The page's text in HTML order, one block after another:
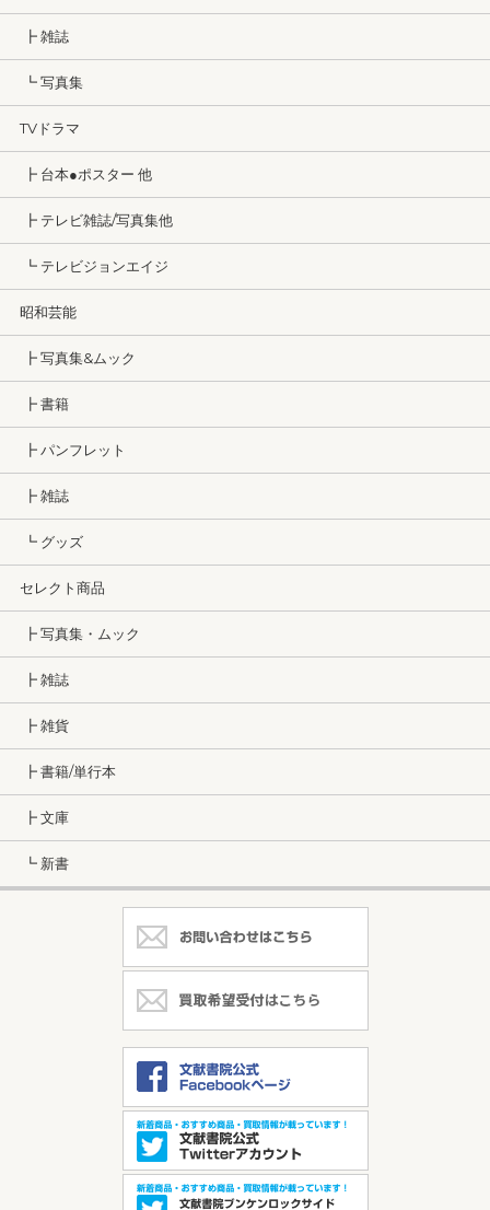
┣ 雑誌
┗ 写真集
TVドラマ
┣ 台本●ポスター 他
┣ テレビ雑誌/写真集他
┗ テレビジョンエイジ
昭和芸能
┣ 写真集&ムック
┣ 書籍
┣ パンフレット
┣ 雑誌
┗ グッズ
セレクト商品
┣ 写真集・ムック
┣ 雑誌
┣ 雑貨
┣ 書籍/単行本
┣ 文庫
┗ 新書